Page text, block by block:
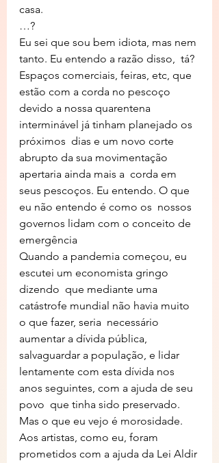
casa.
…?
Eu sei que sou bem idiota, mas nem
tanto. Eu entendo a razão disso,  tá?
Espaços comerciais, feiras, etc, que
estão com a corda no pescoço
devido a nossa quarentena
interminável já tinham planejado os
próximos  dias e um novo corte
abrupto da sua movimentação
apertaria ainda mais a  corda em
seus pescoços. Eu entendo. O que
eu não entendo é como os  nossos
governos lidam com o conceito de
emergência
Quando a pandemia começou, eu
escutei um economista gringo
dizendo  que mediante uma
catástrofe mundial não havia muito
o que fazer, seria  necessário
aumentar a dívida pública,
salvaguardar a população, e lidar
lentamente com esta dívida nos
anos seguintes, com a ajuda de seu
povo  que tinha sido preservado.
Mas o que eu vejo é morosidade.
Aos artistas, como eu, foram
prometidos com a ajuda da Lei Aldir